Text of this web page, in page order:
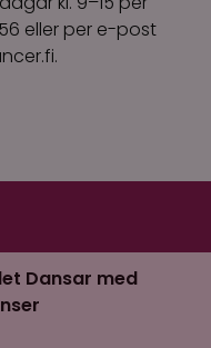
eller per e-post
.
Dansar med